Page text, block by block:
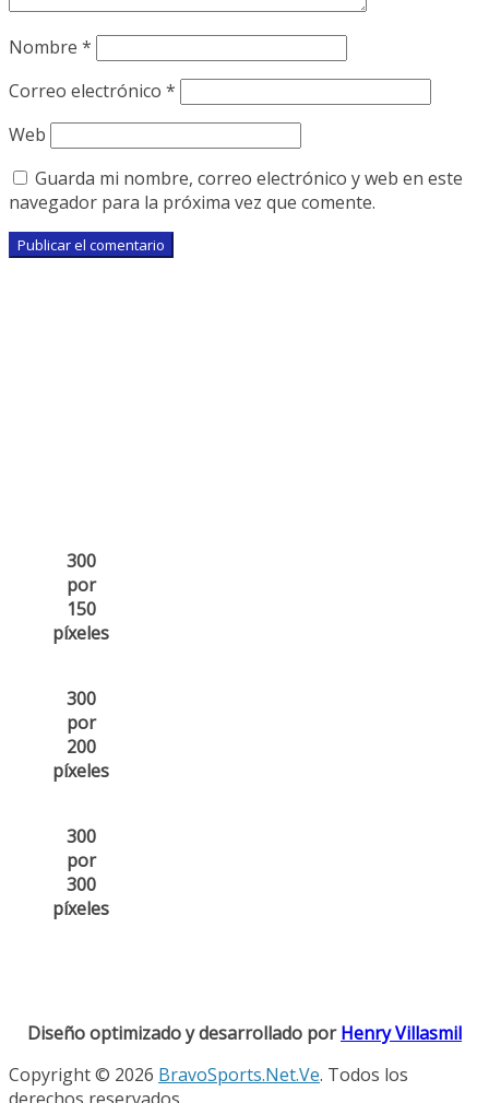
Nombre *
Correo electrónico *
Web
Guarda mi nombre, correo electrónico y web en este
navegador para la próxima vez que comente.
300
por
150
píxeles
300
por
200
píxeles
300
por
300
píxeles
Diseño optimizado y desarrollado porHenry Villasmil
Copyright © 2026 BravoSports.Net.Ve. Todos los